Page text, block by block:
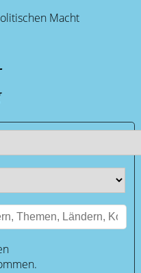
Macht